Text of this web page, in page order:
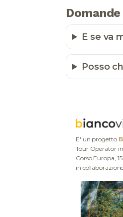
E se va
Posso
E' un progetto
Tour Operator
Corso Europa,
in